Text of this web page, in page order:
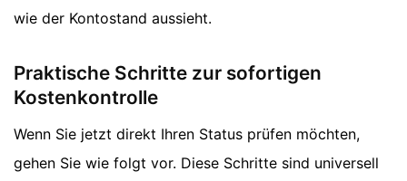
wie der Kontostand aussieht.
Praktische Schritte zur sofortigen
Kostenkontrolle
Wenn Sie jetzt direkt Ihren Status prüfen möchten,
gehen Sie wie folgt vor. Diese Schritte sind universell